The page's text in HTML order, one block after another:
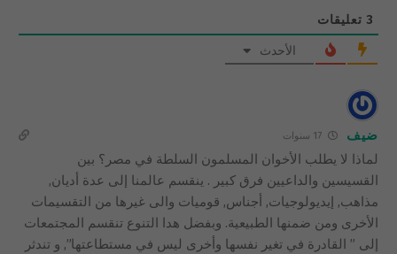
3 تعليقات
الأحدث
ضيف 17 سنوات
لماذا لا يطلب الأخوان المسلمون السلطة في مصر؟ بين
القسيسين والداعيين فرق كبير . ينقسم عالمنا إلى عدة أديان,
مذاهب, إيديولوجيات, أجناس, قوميات والى غيرها من التقسيمات
الأخرى ومن ضمنها الطبيعية. وبفضل هدا التنوع تنقسم المجتمعات
إلى ” القادرة في تغير نفسها وأخرى ليس في مستطاعتها”, و تندثر